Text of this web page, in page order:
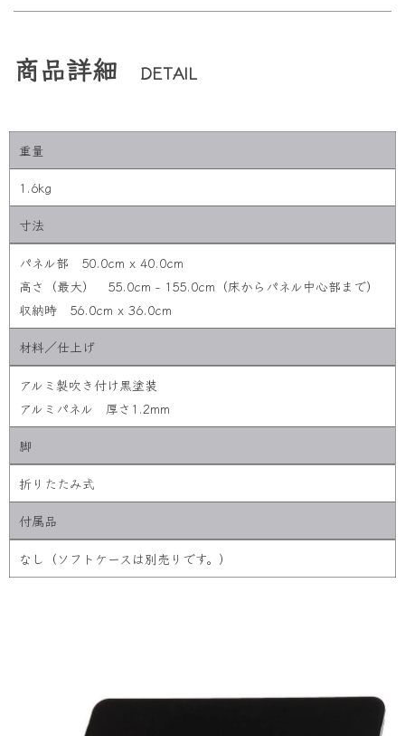
商品詳細 DETAIL
重量
1.6kg
寸法
パネル部 50.0cm x 40.0cm
高さ（最大） 55.0cm - 155.0cm（床からパネル中心部まで）
収納時 56.0cm x 36.0cm
材料／仕上げ
アルミ製吹き付け黒塗装
アルミパネル 厚さ1.2mm
脚
折りたたみ式
付属品
なし（ソフトケースは別売りです。）